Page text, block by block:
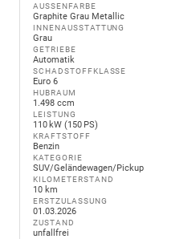
AUSSENFARBE
Graphite Grau Metallic
INNENAUSSTATTUNG
Grau
GETRIEBE
Automatik
SCHADSTOFFKLASSE
Euro 6
HUBRAUM
1.498 ccm
LEISTUNG
110 kW (150 PS)
KRAFTSTOFF
Benzin
KATEGORIE
SUV/Geländewagen/Pickup
KILOMETERSTAND
10 km
ERSTZULASSUNG
01.03.2026
ZUSTAND
unfallfrei